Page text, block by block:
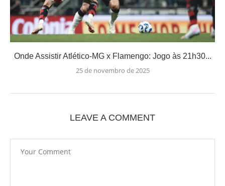
Onde Assistir Atlético-MG x Flamengo: Jogo às 21h30...
25 de novembro de 2025
LEAVE A COMMENT